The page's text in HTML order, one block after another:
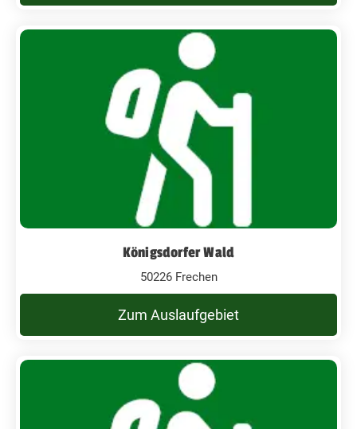
Königsdorfer Wald
50226 Frechen
Zum Auslaufgebiet